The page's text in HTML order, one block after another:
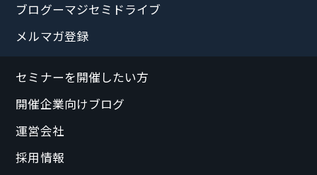
ブログーマジセミドライブ
メルマガ登録
セミナーを開催したい方
開催企業向けブログ
運営会社
採用情報